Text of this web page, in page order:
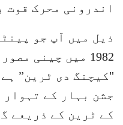
اندرونی محرک قوت
ذیل میں آپ جو
1982 میں چینی
"کیچنگ دی ٹرین”
جشن بہار کے
کے ٹرین کے ذریعے